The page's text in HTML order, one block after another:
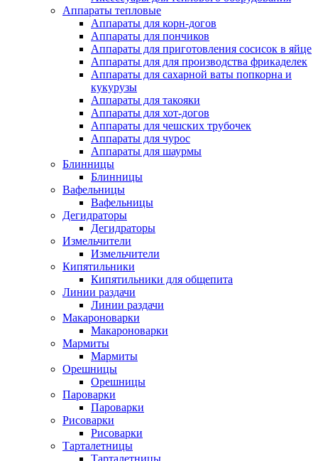
Аппараты тепловые
Аппараты для корн-догов
Аппараты для пончиков
Аппараты для приготовления сосисок в яйце
Аппараты для для производства фрикаделек
Аппараты для сахарной ваты попкорна и
кукурузы
Аппараты для такояки
Аппараты для хот-догов
Аппараты для чешских трубочек
Аппараты для чурос
Аппараты для шаурмы
Блинницы
Блинницы
Вафельницы
Вафельницы
Дегидраторы
Дегидраторы
Измельчители
Измельчители
Кипятильники
Кипятильники для общепита
Линии раздачи
Линии раздачи
Макароноварки
Макароноварки
Мармиты
Мармиты
Орешницы
Орешницы
Пароварки
Пароварки
Рисоварки
Рисоварки
Тарталетницы
Тарталетницы